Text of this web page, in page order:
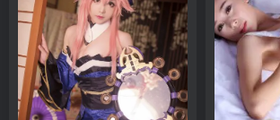
[11.1更1]
Nyako喵子 NO.041 2B同人旗袍[43P-196.37MB]
[10.31更3]
Nyako喵子 NO.040 路易九世旗袍[48P-248.09MB]